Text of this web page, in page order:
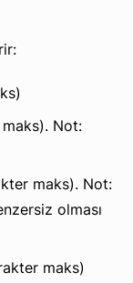
Not:
maks). Not:
olması
maks)